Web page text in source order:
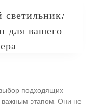
для вашего
подходящих
важным этапом. Они не